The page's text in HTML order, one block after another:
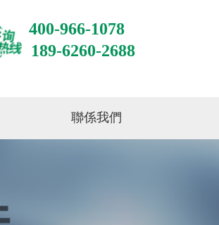
400-966-1078
189-6260-2688
聯係我們